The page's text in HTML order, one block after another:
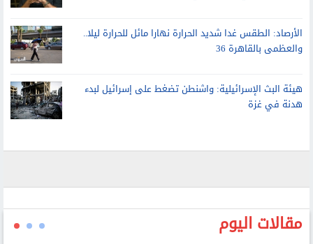
الأرصاد: الطقس غدا شديد الحرارة نهارا مائل للحرارة ليلا..
والعظمى بالقاهرة 36
هيئة البث الإسرائيلية: واشنطن تضغط على إسرائيل لبدء
هدنة في غزة
مقالات اليوم